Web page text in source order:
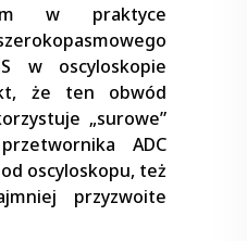
w praktyce
w oscyloskopie
że ten obwód
„surowe”
ADC
oscyloskopu, też
przyzwoite